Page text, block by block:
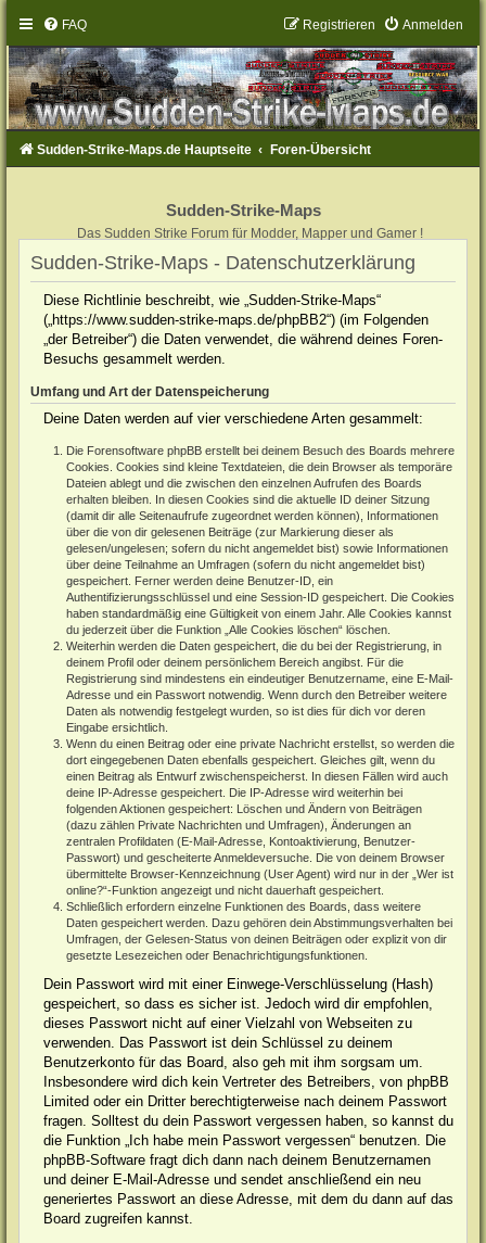
FAQ Anmelden
Registrieren
Sudden-Strike-Maps.de Hauptseite Foren-Übersicht
Sudden-Strike-Maps
Das Sudden Strike Forum für Modder, Mapper und Gamer !
Sudden-Strike-Maps - Datenschutzerklärung
Diese Richtlinie beschreibt, wie „Sudden-Strike-Maps“
(„https://www.sudden-strike-maps.de/phpBB2“) (im Folgenden
„der Betreiber“) die Daten verwendet, die während deines Foren-
Besuchs gesammelt werden.
Umfang und Art der Datenspeicherung
Deine Daten werden auf vier verschiedene Arten gesammelt:
Die Forensoftware phpBB erstellt bei deinem Besuch des Boards mehrere
Cookies. Cookies sind kleine Textdateien, die dein Browser als temporäre
Dateien ablegt und die zwischen den einzelnen Aufrufen des Boards
erhalten bleiben. In diesen Cookies sind die aktuelle ID deiner Sitzung
(damit dir alle Seitenaufrufe zugeordnet werden können), Informationen
über die von dir gelesenen Beiträge (zur Markierung dieser als
gelesen/ungelesen; sofern du nicht angemeldet bist) sowie Informationen
über deine Teilnahme an Umfragen (sofern du nicht angemeldet bist)
gespeichert. Ferner werden deine Benutzer-ID, ein
Authentifizierungsschlüssel und eine Session-ID gespeichert. Die Cookies
haben standardmäßig eine Gültigkeit von einem Jahr. Alle Cookies kannst
du jederzeit über die Funktion „Alle Cookies löschen“ löschen.
Weiterhin werden die Daten gespeichert, die du bei der Registrierung, in
deinem Profil oder deinem persönlichem Bereich angibst. Für die
Registrierung sind mindestens ein eindeutiger Benutzername, eine E-Mail-
Adresse und ein Passwort notwendig. Wenn durch den Betreiber weitere
Daten als notwendig festgelegt wurden, so ist dies für dich vor deren
Eingabe ersichtlich.
Wenn du einen Beitrag oder eine private Nachricht erstellst, so werden die
dort eingegebenen Daten ebenfalls gespeichert. Gleiches gilt, wenn du
einen Beitrag als Entwurf zwischenspeicherst. In diesen Fällen wird auch
deine IP-Adresse gespeichert. Die IP-Adresse wird weiterhin bei
folgenden Aktionen gespeichert: Löschen und Ändern von Beiträgen
(dazu zählen Private Nachrichten und Umfragen), Änderungen an
zentralen Profildaten (E-Mail-Adresse, Kontoaktivierung, Benutzer-
Passwort) und gescheiterte Anmeldeversuche. Die von deinem Browser
übermittelte Browser-Kennzeichnung (User Agent) wird nur in der „Wer ist
online?“-Funktion angezeigt und nicht dauerhaft gespeichert.
Schließlich erfordern einzelne Funktionen des Boards, dass weitere
Daten gespeichert werden. Dazu gehören dein Abstimmungsverhalten bei
Umfragen, der Gelesen-Status von deinen Beiträgen oder explizit von dir
gesetzte Lesezeichen oder Benachrichtigungsfunktionen.
Dein Passwort wird mit einer Einwege-Verschlüsselung (Hash)
gespeichert, so dass es sicher ist. Jedoch wird dir empfohlen,
dieses Passwort nicht auf einer Vielzahl von Webseiten zu
verwenden. Das Passwort ist dein Schlüssel zu deinem
Benutzerkonto für das Board, also geh mit ihm sorgsam um.
Insbesondere wird dich kein Vertreter des Betreibers, von phpBB
Limited oder ein Dritter berechtigterweise nach deinem Passwort
fragen. Solltest du dein Passwort vergessen haben, so kannst du
die Funktion „Ich habe mein Passwort vergessen“ benutzen. Die
phpBB-Software fragt dich dann nach deinem Benutzernamen
und deiner E-Mail-Adresse und sendet anschließend ein neu
generiertes Passwort an diese Adresse, mit dem du dann auf das
Board zugreifen kannst.